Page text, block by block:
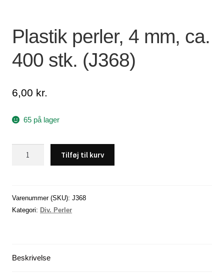
Min Konto
Glemt adgangskode
Plastik perler, 4 mm, ca.
400 stk. (J368)
6,00 kr.
65 på lager
ca.
400
Tilføj til kurv
Varenummer (SKU):J368
Kategori: Div. Perler
Beskrivelse